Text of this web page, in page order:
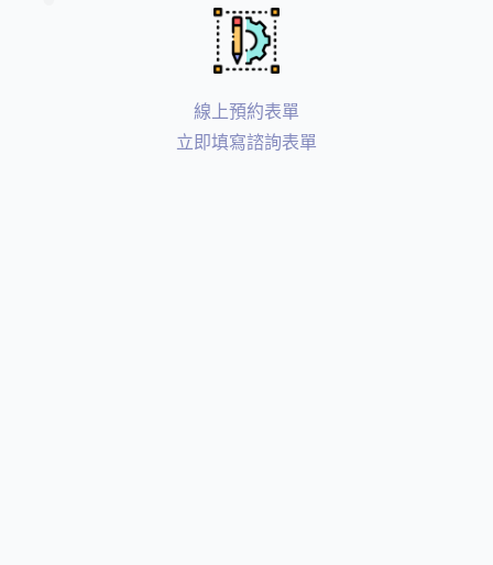
線上預約表單
立即填寫諮詢表單